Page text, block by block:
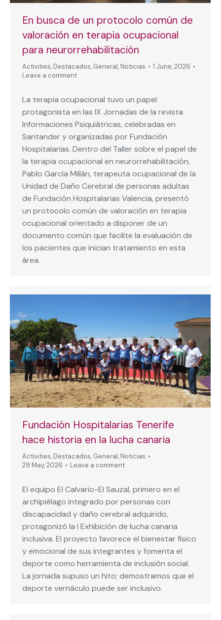
En busca de un protocolo común de
valoración en terapia ocupacional
para neurorrehabilitación
Activities, Destacados, General, Noticias
1 June, 2026
Leave a comment
La terapia ocupacional tuvo un papel
protagonista en las IX Jornadas de la revista
Informaciones Psiquiátricas, celebradas en
Santander y organizadas por Fundación
Hospitalarias. Dentro del Taller sobre el papel de
la terapia ocupacional en neurorrehabilitación,
Pablo García Millán, terapeuta ocupacional de la
Unidad de Daño Cerebral de personas adultas
de Fundación Hospitalarias Valencia, presentó
un protocolo común de valoración en terapia
ocupacional orientado a disponer de un
documento común que facilite la evaluación de
los pacientes que inician tratamiento en esta
área.
Fundación Hospitalarias Tenerife
hace historia en la lucha canaria
Activities, Destacados, General, Noticias
29 May, 2026
Leave a comment
El equipo El Calvario-El Sauzal, primero en el
archipiélago integrado por personas con
discapacidad y daño cerebral adquirido,
protagonizó la I Exhibición de lucha canaria
inclusiva. El proyecto favorece el bienestar físico
y emocional de sus integrantes y fomenta el
deporte como herramienta de inclusión social.
La jornada supuso un hito; demostramos que el
deporte vernáculo puede ser inclusivo.